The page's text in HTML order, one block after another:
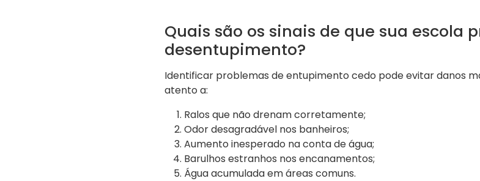
Quais são os sinais de que sua escola
desentupimento?
Identificar problemas de entupimento cedo pode evitar danos
atento a:
Ralos que não drenam corretamente;
Odor desagradável nos banheiros;
Aumento inesperado na conta de água;
Barulhos estranhos nos encanamentos;
Água acumulada em áreas comuns.